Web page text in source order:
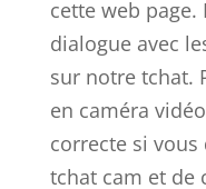
cette web
dialogue avec
sur notre tchat.
en caméra
correcte si
tchat cam et de